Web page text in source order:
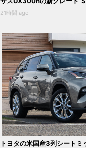
21時間 ago
トヨタの米国産3列シートミ